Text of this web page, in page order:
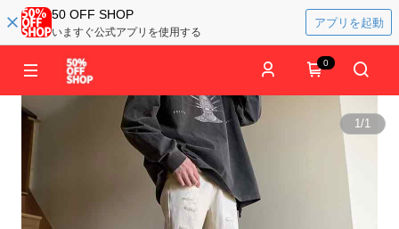
50 OFF SHOP
いますぐ公式アプリを使用する
アプリを起動
0
1/1